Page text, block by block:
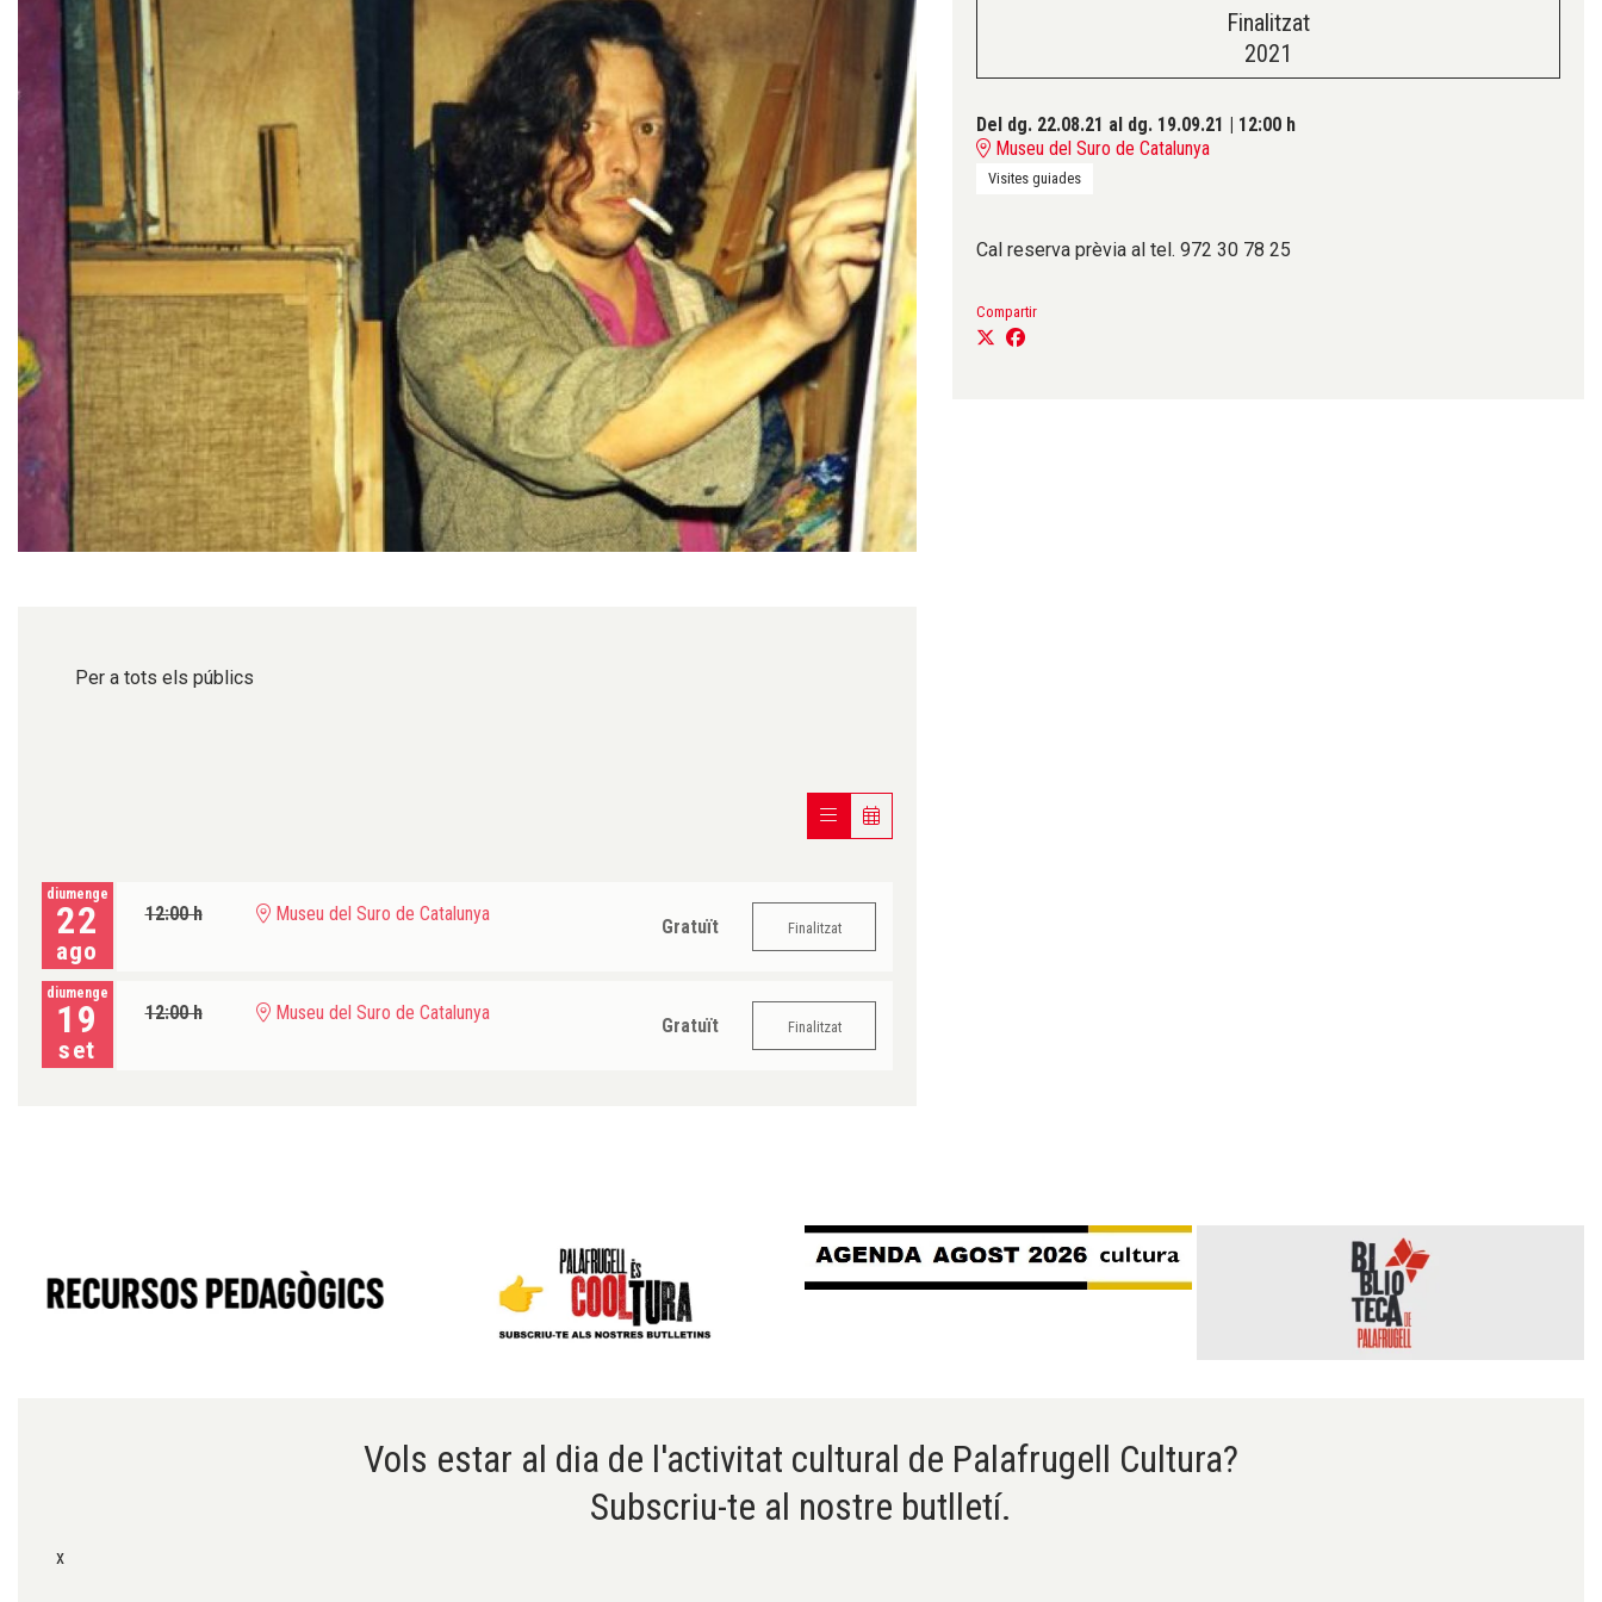
Finalitzat
2021
Del dg. 22.08.21 al dg. 19.09.21 | 12:00 h
Museu del Suro de Catalunya
Visites guiades
Cal reserva prèvia al tel. 972 30 78 25
Compartir
Per a tots els públics
diumenge
22
ago
12:00 h Museu del Suro de Catalunya
Gratuït Finalitzat
diumenge
19
set
12:00 h Museu del Suro de Catalunya
Gratuït Finalitzat
Vols estar al dia de l'activitat cultural de Palafrugell Cultura?
Subscriu-te al nostre butlletí.
x